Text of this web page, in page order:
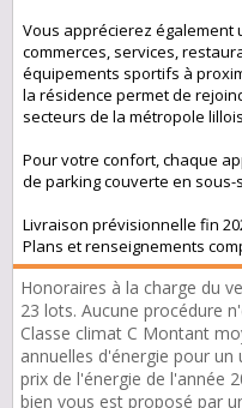
Vous apprécierez également
commerces, services,
équipements sportifs à
la résidence permet de
secteurs de la métropole
Pour votre confort, chaque
de parking couverte en sous-
Livraison prévisionnelle fin
Plans et renseignements
Honoraires à la charge du
23 lots. Aucune procédure
Classe climat C Montant
annuelles d'énergie pour
prix de l'énergie de l'année
bien vous est proposé par